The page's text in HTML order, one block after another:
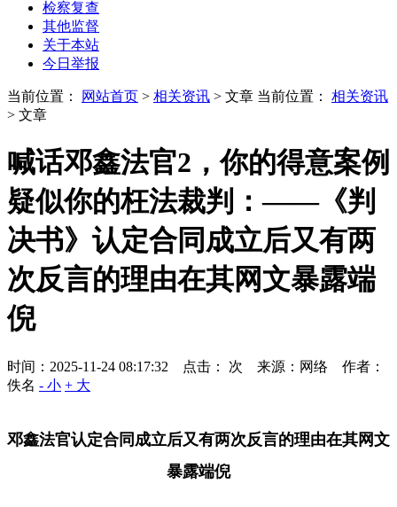
检察复查
其他监督
关于本站
今日举报
当前位置： 网站首页 > 相关资讯 > 文章 当前位置： 相关资讯
> 文章
喊话邓鑫法官2，你的得意案例
疑似你的枉法裁判：——《判
决书》认定合同成立后又有两
次反言的理由在其网文暴露端
倪
时间：2025-11-24 08:17:32 点击： 次 来源：网络 作者：
佚名 - 小 + 大
邓鑫法官认定合同成立后又有两次反言的理由在其网文
暴露端倪